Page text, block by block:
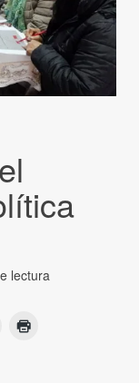
lectura